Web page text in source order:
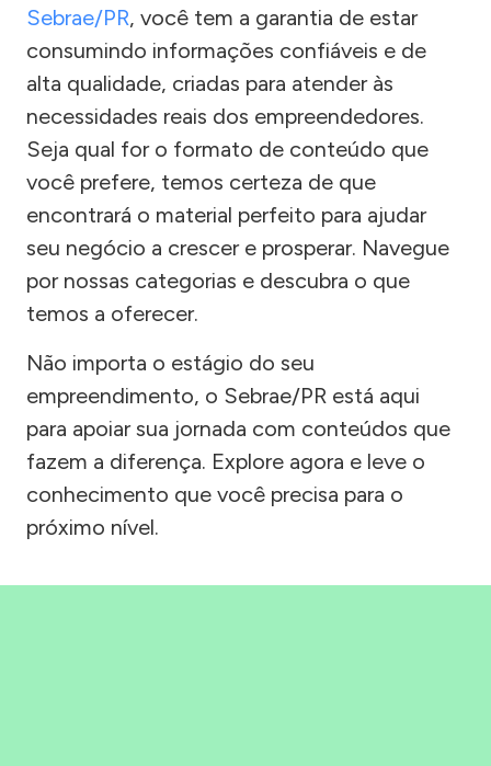
Sebrae/PR, você tem a garantia de estar
consumindo informações confiáveis e de
alta qualidade, criadas para atender às
necessidades reais dos empreendedores.
Seja qual for o formato de conteúdo que
você prefere, temos certeza de que
encontrará o material perfeito para ajudar
seu negócio a crescer e prosperar. Navegue
por nossas categorias e descubra o que
temos a oferecer.
Não importa o estágio do seu
empreendimento, o Sebrae/PR está aqui
para apoiar sua jornada com conteúdos que
fazem a diferença. Explore agora e leve o
conhecimento que você precisa para o
próximo nível.